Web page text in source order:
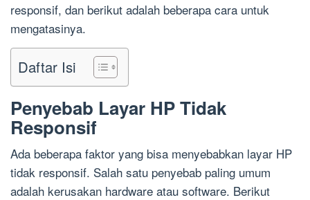
responsif, dan berikut adalah beberapa cara untuk
mengatasinya.
Daftar Isi
Penyebab Layar HP Tidak
Responsif
Ada beberapa faktor yang bisa menyebabkan layar HP
tidak responsif. Salah satu penyebab paling umum
adalah kerusakan hardware atau software. Berikut